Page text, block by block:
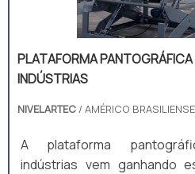
regulamentad.
PLATAFORMA PANTOGRÁFICA
INDÚSTRIAS
NIVELARTEC / AMÉRICO
A plataforma
indústrias vem ganhando